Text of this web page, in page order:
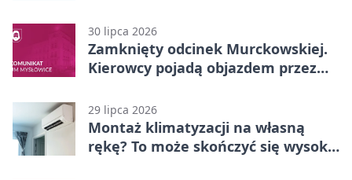
30 lipca 2026
Zamknięty odcinek Murckowskiej.
Kierowcy pojadą objazdem przez
29 lipca 2026
Montaż klimatyzacji na własną
rękę? To może skończyć się wysoką